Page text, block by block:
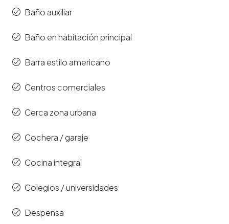
Baño auxiliar
Baño en habitación principal
Barra estilo americano
Centros comerciales
Cerca zona urbana
Cochera / garaje
Cocina integral
Colegios / universidades
Despensa